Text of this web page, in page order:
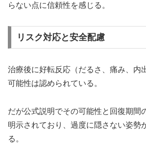
らない点に信頼性を感じる。
リスク対応と安全配慮
治療後に好転反応（だるさ、痛み、内
可能性は認められている。
だが公式説明でその可能性と回復期間
明示されており、過度に隠さない姿勢
る。